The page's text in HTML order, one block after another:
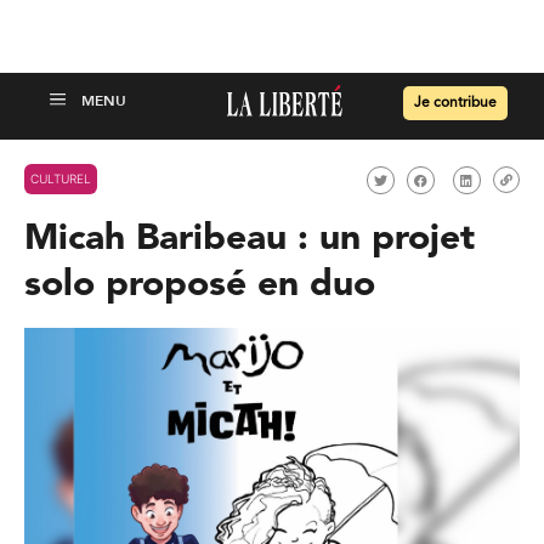
Je contribue
CULTUREL
Micah Baribeau : un projet
solo proposé en duo